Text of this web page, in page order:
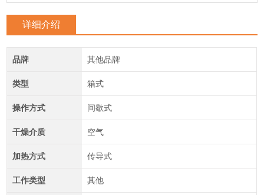
详细介绍
品牌 其他品牌
类型 箱式
操作方式 间歇式
干燥介质 空气
加热方式 传导式
工作类型 其他